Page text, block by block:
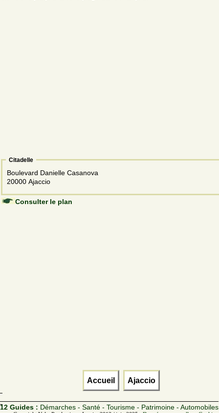
Citadelle
Boulevard Danielle Casanova
20000 Ajaccio
Consulter le plan
Accueil Ajaccio
12 Guides : Démarches - Santé - Tourisme - Patrimoine - Automobiles